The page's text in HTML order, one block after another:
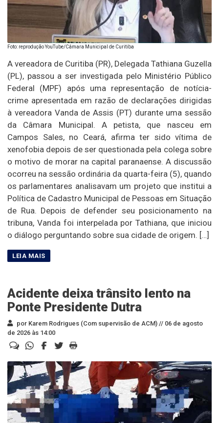
Foto: reprodução YouTube/Câmara Municipal de Curitiba
A vereadora de Curitiba (PR), Delegada Tathiana Guzella
(PL), passou a ser investigada pelo Ministério Público
Federal (MPF) após uma representação de notícia-
crime apresentada em razão de declarações dirigidas
à vereadora Vanda de Assis (PT) durante uma sessão
da Câmara Municipal. A petista, que nasceu em
Campos Sales, no Ceará, afirma ter sido vítima de
xenofobia depois de ser questionada pela colega sobre
o motivo de morar na capital paranaense. A discussão
ocorreu na sessão ordinária da quarta-feira (5), quando
os parlamentares analisavam um projeto que institui a
Política de Cadastro Municipal de Pessoas em Situação
de Rua. Depois de defender seu posicionamento na
tribuna, Vanda foi interpelada por Tathiana, que iniciou
o diálogo perguntando sobre sua cidade de origem. […]
Acidente deixa trânsito lento na
Ponte Presidente Dutra
por Karem Rodrigues (Com supervisão de ACM) // 06 de agosto
de 2026 às 14:00